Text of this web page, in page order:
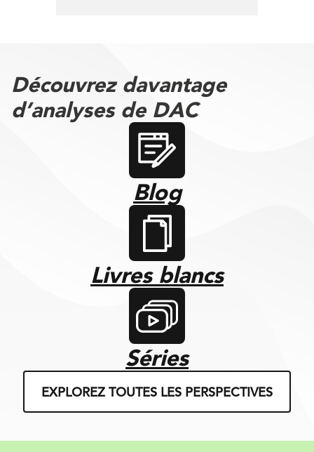
Découvrez davantage
d’analyses de DAC
Blog
Livres blancs
Séries
EXPLOREZ TOUTES LES PERSPECTIVES